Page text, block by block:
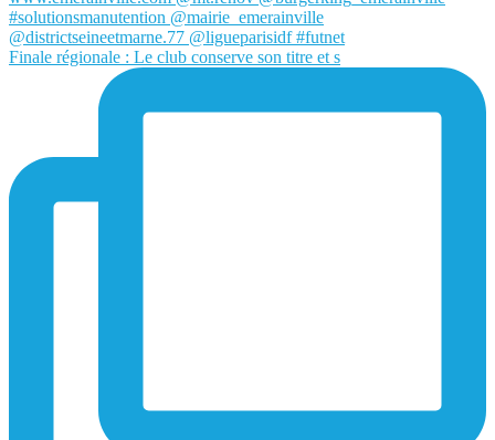
Finale régionale : Le club conserve son titre et s